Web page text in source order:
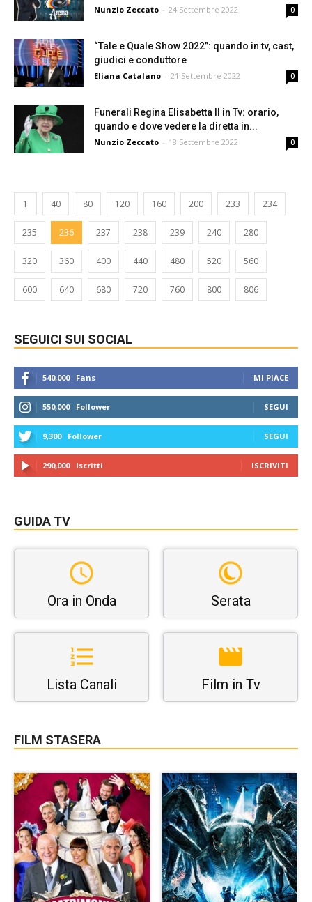
Nunzio Zeccato - 24 Settembre 2022 0
“Tale e Quale Show 2022”: quando in tv, cast,
giudici e conduttore
Eliana Catalano - 21 Settembre 2022 0
Funerali Regina Elisabetta II in Tv: orario,
quando e dove vedere la diretta in...
Nunzio Zeccato - 18 Settembre 2022 0
1 40 80 120 160 200 233 234
235 236 237 238 239 240 280
320 360 400 440 480 520 560
600 640 680 720 760 800 806
SEGUICI SUI SOCIAL
540,000 Fans MI PIACE
550,000 Follower SEGUI
9,300 Follower SEGUI
290,000 Iscritti ISCRIVITI
GUIDA TV
Ora in Onda Serata
Lista Canali Film in Tv
FILM STASERA